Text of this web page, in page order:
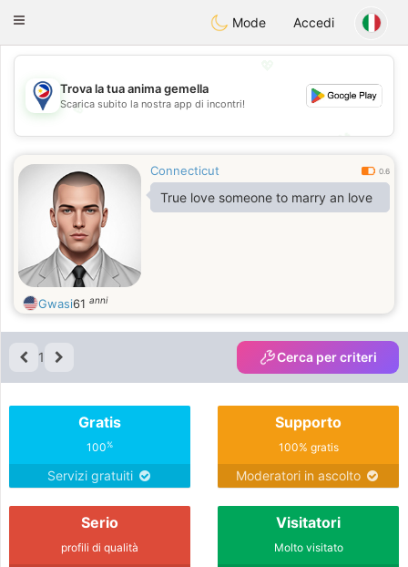
PhilippinesChat
Toggle
Mode Accedi
💖
💕
Trova la tua anima gemella
Scarica subito la nostra app di incontri!
Connecticut 0.6
True love someone to marry an love
Gwasi61 anni
1 Cerca per criteri
Gratis
100%
Servizi gratuiti
Supporto
100% gratis
Moderatori in ascolto
Serio
profili di qualità
Visitatori
Molto visitato